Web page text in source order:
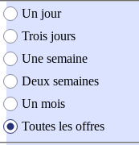
création de l'offre
Un jour
Trois jours
Une semaine
Deux semaines
Un mois
Toutes les offres